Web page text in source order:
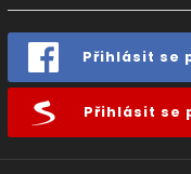
Přihlásit se
Přihlásit se